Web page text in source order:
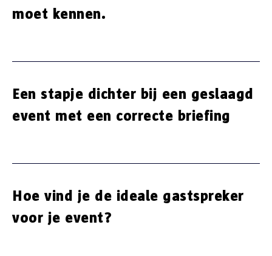
moet kennen.
Een stapje dichter bij een geslaagd
event met een correcte briefing
Hoe vind je de ideale gastspreker
voor je event?